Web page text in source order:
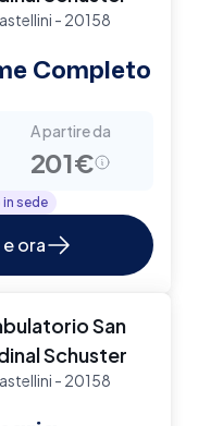
- 20158
Completo
A partire da
201€
sede
ora
San
Schuster
- 20158